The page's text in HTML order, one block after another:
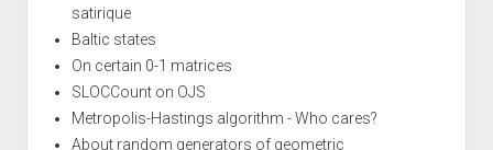
satirique
Baltic states
On certain 0-1 matrices
SLOCCount on OJS
Metropolis-Hastings algorithm - Who cares?
About random generators of geometric